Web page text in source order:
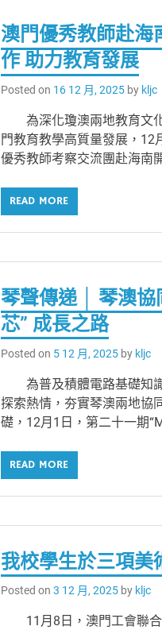
澳門優秀教師赴海
作 助力教育發展
Posted on 16 12 月, 2025 by kljc
為深化瓊澳兩地教育文化
門教育教學高質量發展，12
優秀教師考察交流團赴海南
READ MORE
琴聲傳递 │ 琴澳協
芯” 成長之路
Posted on 5 12 月, 2025 by kljc
為普及積體電路基礎知識
探索熱情，夯實琴澳兩地協
礎，12月1日，第二十一期
READ MORE
我校學生於三項美
Posted on3 12 月, 2025 by kljc
11月8日，澳門工會聯合